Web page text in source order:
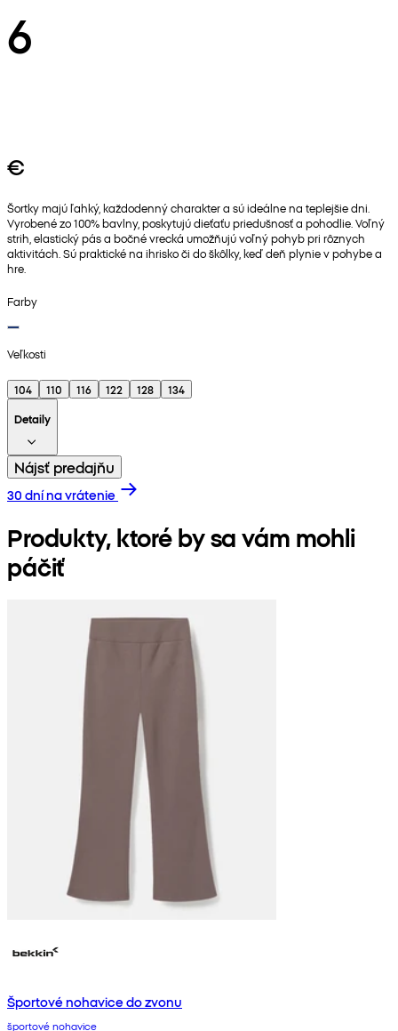
6
€
Šortky majú ľahký, každodenný charakter a sú ideálne na teplejšie dni.
Vyrobené zo 100% bavlny, poskytujú dieťaťu priedušnosť a pohodlie. Voľný
strih, elastický pás a bočné vrecká umožňujú voľný pohyb pri rôznych
aktivitách. Sú praktické na ihrisko či do škôlky, keď deň plynie v pohybe a
hre.
Farby
Veľkosti
104 110 116 122 128
134
Detaily
Nájsť predajňu
30 dní na vrátenie
Produkty, ktoré by sa vám mohli
páčiť
Športové nohavice do zvonu
športové nohavice